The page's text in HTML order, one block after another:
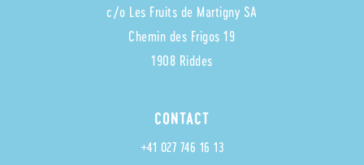
c/o Les Fruits de Martigny SA
Chemin des Frigos 19
1908 Riddes
CONTACT
+41 027 746 16 13